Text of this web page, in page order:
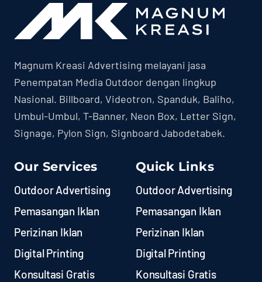
Magnum Kreasi Advertising melayani jasa
Penempatan Media Outdoor dengan lingkup
Nasional. Billboard, Videotron, Spanduk, Baliho,
Umbul-Umbul, T-Banner, Neon Box, Letter Sign,
Signage, Pylon Sign, Signboard Jabodetabek.
Our Services
Outdoor Advertising
Pemasangan Iklan
Perizinan Iklan
Digital Printing
Konsultasi Gratis
Quick Links
Outdoor Advertising
Pemasangan Iklan
Perizinan Iklan
Digital Printing
Konsultasi Gratis